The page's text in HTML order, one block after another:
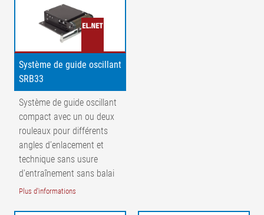
Légende
Un rouleau d’asservissement :
A = Répartition de la tension de bande à l'entrée | B =
Répartition de la tension de bande à la sortie | K = Correction
Système de guide oscillant
SRB33
Système de guide oscillant
compact avec un ou deux
rouleaux pour différents
angles d’enlacement et
technique sans usure
d'entraînement sans balai
Plus d'informations